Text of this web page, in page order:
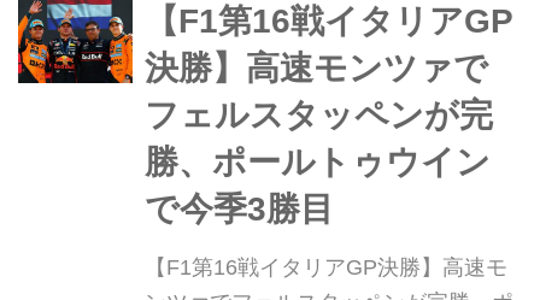
が優勝、2位にはメルセデスのジョー
ジ・ラッセル、3位もメルセデスのキ
ミ・アン...
【F1第16戦イタリアGP
決勝】高速モンツァで
フェルスタッペンが完
勝、ポールトゥウイン
で今季3勝目
【F1第16戦イタリアGP決勝】高速モ